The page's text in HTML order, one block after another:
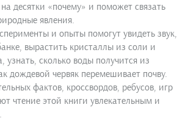
десятки «почему» и поможет связать
явления.
и опыты помогут увидеть звук,
вырастить кристаллы из соли и
сколько воды получится из
дождевой червяк перемешивает почву.
фактов, кроссвордов, ребусов, игр
чтение этой книги увлекательным и